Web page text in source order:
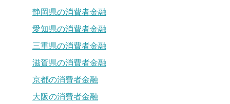
静岡県の消費者金融
愛知県の消費者金融
三重県の消費者金融
滋賀県の消費者金融
京都の消費者金融
大阪の消費者金融